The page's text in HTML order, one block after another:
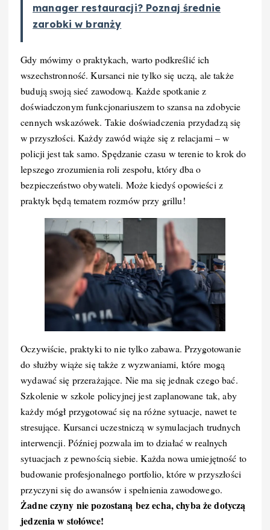
manager restauracji? Poznaj średnie
zarobki w branży
Gdy mówimy o praktykach, warto podkreślić ich
wszechstronność. Kursanci nie tylko się uczą, ale także
budują swoją sieć zawodową. Każde spotkanie z
doświadczonym funkcjonariuszem to szansa na zdobycie
cennych wskazówek. Takie doświadczenia przydadzą się
w przyszłości. Każdy zawód wiąże się z relacjami – w
policji jest tak samo. Spędzanie czasu w terenie to krok do
lepszego zrozumienia roli zespołu, który dba o
bezpieczeństwo obywateli. Może kiedyś opowieści z
praktyk będą tematem rozmów przy grillu!
Oczywiście, praktyki to nie tylko zabawa. Przygotowanie
do służby wiąże się także z wyzwaniami, które mogą
wydawać się przerażające. Nie ma się jednak czego bać.
Szkolenie w szkole policyjnej jest zaplanowane tak, aby
każdy mógł przygotować się na różne sytuacje, nawet te
stresujące. Kursanci uczestniczą w symulacjach trudnych
interwencji. Później pozwala im to działać w realnych
sytuacjach z pewnością siebie. Każda nowa umiejętność to
budowanie profesjonalnego portfolio, które w przyszłości
przyczyni się do awansów i spełnienia zawodowego.
Żadne czyny nie pozostaną bez echa, chyba że dotyczą
jedzenia w stołówce!